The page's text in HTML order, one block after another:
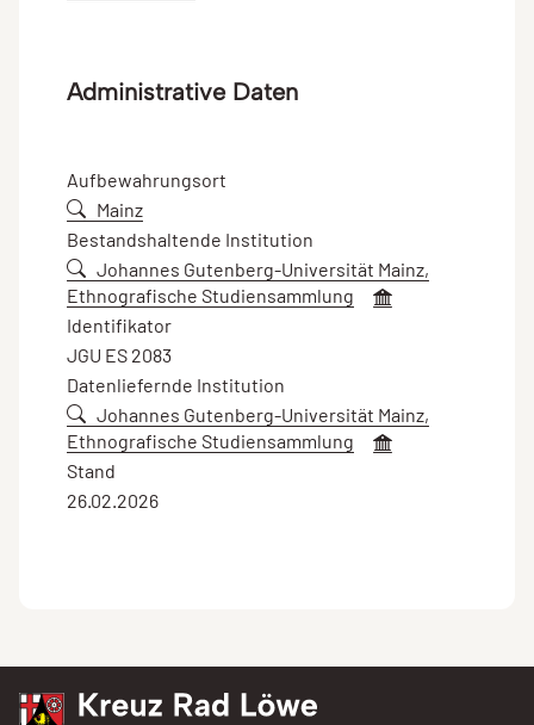
Administrative Daten
Aufbewahrungsort
Mainz
Bestandshaltende Institution
Johannes Gutenberg-Universität Mainz,
Ethnografische Studiensammlung
Identifikator
JGU ES 2083
Datenliefernde Institution
Johannes Gutenberg-Universität Mainz,
Ethnografische Studiensammlung
Stand
26.02.2026